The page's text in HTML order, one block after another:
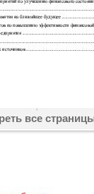
все